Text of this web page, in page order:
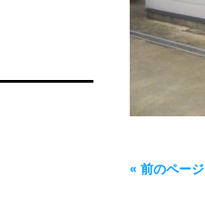
« 前のページ